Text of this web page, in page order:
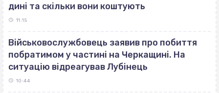
дині та скільки вони коштують
11:15
Військовослужбовець заявив про побиття
побратимом у частині на Черкащині. На
ситуацію відреагував Лубінець
10:44